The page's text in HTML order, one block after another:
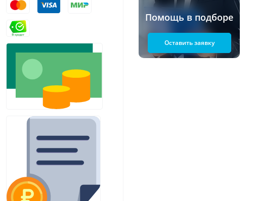
Помощь в подборе
Оставить заявку